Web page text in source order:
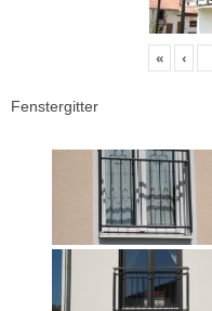
« ‹
Fenstergitter